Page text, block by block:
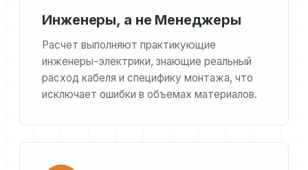
Инженеры, а не Менеджеры
Расчет выполняют практикующие
инженеры-электрики, знающие реальный
расход кабеля и специфику монтажа, что
исключает ошибки в объемах материалов.